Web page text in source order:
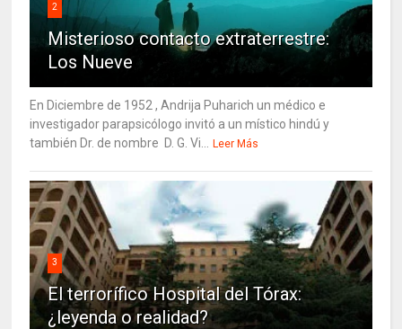
2
Misterioso contacto extraterrestre:
Los Nueve
En Diciembre de 1952 , Andrija Puharich un médico e
investigador parapsicólogo invitó a un místico hindú y
también Dr. de nombre D. G. Vi...
Leer Más
3
El terrorífico Hospital del Tórax:
¿leyenda o realidad?